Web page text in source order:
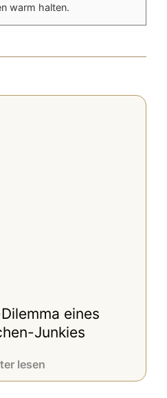
warm halten.
eines
Junkies
lesen